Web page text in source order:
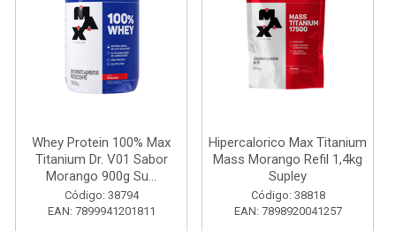
Whey Protein 100% Max
Titanium Dr. V01 Sabor
Morango 900g Su...
Código: 38794
EAN: 7899941201811
Hipercalorico Max Titanium
Mass Morango Refil 1,4kg
Supley
Código: 38818
EAN: 7898920041257